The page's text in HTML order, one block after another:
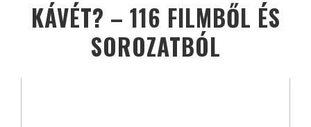
KÁVÉT? – 116 FILMBŐL ÉS
SOROZATBÓL